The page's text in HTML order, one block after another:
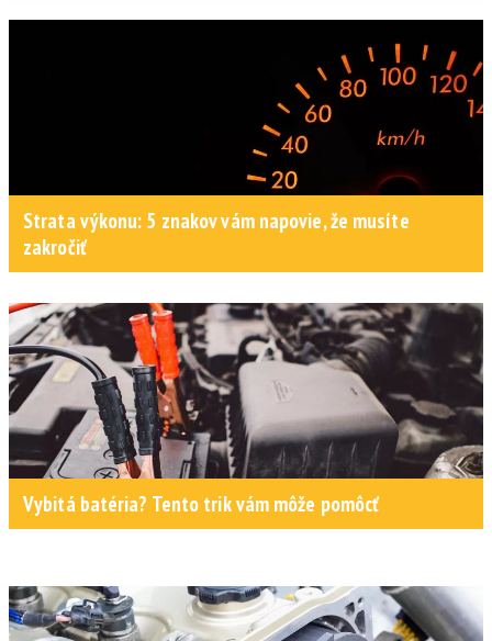
Strata výkonu: 5 znakov vám napovie, že musíte
zakročiť
Vybitá batéria? Tento trik vám môže pomôcť